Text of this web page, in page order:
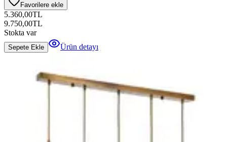
Favorilere ekle
5.360,00TL
9.750,00TL
Stokta var
Sepete Ekle Ürün detayı